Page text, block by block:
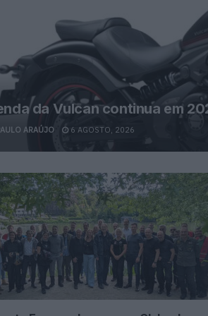
da Vulcan continua em
ARAÚJO 6 AGOSTO, 2026